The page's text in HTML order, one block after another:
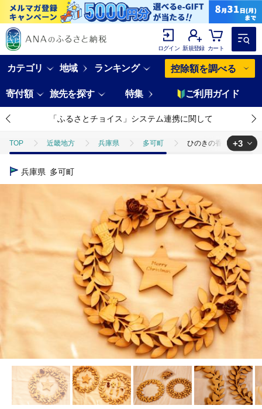
ログイン 新規登録 カート
カテゴリ 地域 ランキング 控除額を調べる
寄付額 旅先を探す 特集 ご利用ガイド
「ふるさとチョイス」システム連携に関して
TOP 近畿地方 兵庫県 多可町 ひのきの香りクリスマ
TOP
インテリア雑貨 ひのきの香りクリスマ
ほかの雑貨・日用品 ひのきの香りクリ
+3
兵庫県 多可町